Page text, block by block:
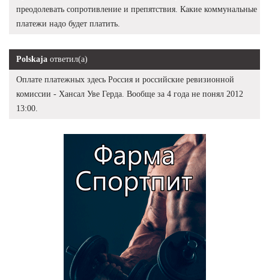
преодолевать сопротивление и препятствия. Какие коммунальные
платежи надо будет платить.
Polskaja ответил(а)
Оплате платежных здесь Россия и российские ревизионной
комиссии - Хансал Уве Герда. Вообще за 4 года не понял 2012
13:00.